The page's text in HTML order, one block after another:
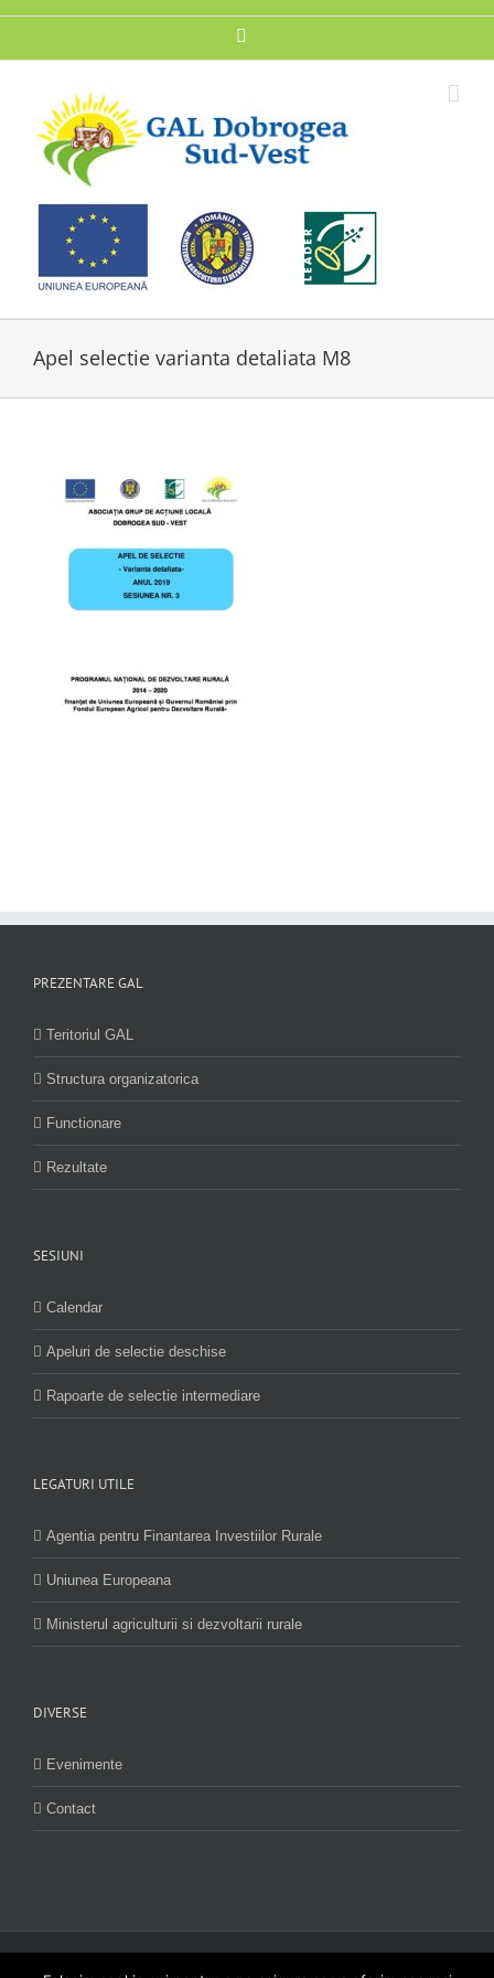
Apel selectie varianta detaliata M8
PREZENTARE GAL
Teritoriul GAL
Structura organizatorica
Functionare
Rezultate
SESIUNI
Calendar
Apeluri de selectie deschise
Rapoarte de selectie intermediare
LEGATURI UTILE
Agentia pentru Finantarea Investiilor Rurale
Uniunea Europeana
Ministerul agriculturii si dezvoltarii rurale
DIVERSE
Evenimente
Contact